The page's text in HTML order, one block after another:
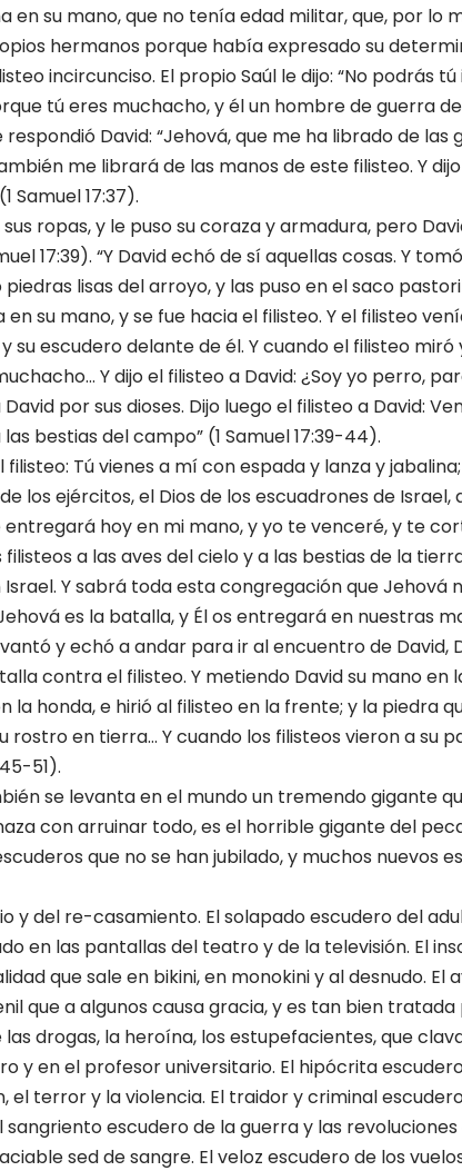
en su mano, que no tenía edad militar, que, por lo
hermanos porque había expresado su
incircunciso. El propio Saúl le dijo: “No podrás
tú eres muchacho, y él un hombre de guerra
respondió David: “Jehová, que me ha librado de
me librará de las manos de este filisteo. Y dijo
Samuel 17:37).
ropas, y le puso su coraza y armadura, pero
17:39). “Y David echó de sí aquellas cosas. Y
lisas del arroyo, y las puso en el saco
su mano, y se fue hacia el filisteo. Y el filisteo
su escudero delante de él. Y cuando el filisteo miró
Y dijo el filisteo a David: ¿Soy yo perro,
por sus dioses. Dijo luego el filisteo a David:
bestias del campo” (1 Samuel 17:39-44).
filisteo: Tú vienes a mí con espada y lanza y
los ejércitos, el Dios de los escuadrones de Israel,
hoy en mi mano, y yo te venceré, y te
a las aves del cielo y a las bestias de la
Y sabrá toda esta congregación que Jehová
es la batalla, y Él os entregará en nuestras
y echó a andar para ir al encuentro de David,
contra el filisteo. Y metiendo David su mano en
la honda, e hirió al filisteo en la frente; y la piedra
rostro en tierra… Y cuando los filisteos vieron a su
51).
se levanta en el mundo un tremendo gigante
con arruinar todo, es el horrible gigante del
que no se han jubilado, y muchos nuevos
y del re-casamiento. El solapado escudero del
en las pantallas del teatro y de la televisión. El
que sale en bikini, en monokini y al desnudo. El
que a algunos causa gracia, y es tan bien tratada
drogas, la heroína, los estupefacientes, que
y en el profesor universitario. El hipócrita
el terror y la violencia. El traidor y criminal
sangriento escudero de la guerra y las
sed de sangre. El veloz escudero de los